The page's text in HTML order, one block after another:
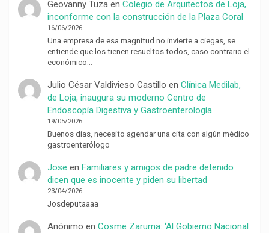
Geovanny Tuzaen Colegio de Arquitectos de Loja,
inconforme con la construcción de la Plaza Coral
16/06/2026
Una empresa de esa magnitud no invierte a ciegas, se
entiende que los tienen resueltos todos, caso contrario el
económico…
Julio César Valdivieso Castillo en Clínica Medilab,
de Loja, inaugura su moderno Centro de
Endoscopía Digestiva y Gastroenterología
19/05/2026
Buenos días, necesito agendar una cita con algún médico
gastroenterólogo
Jose en Familiares y amigos de padre detenido
dicen que es inocente y piden su libertad
23/04/2026
Josdeputaaaa
Anónimo en Cosme Zaruma: ‘Al Gobierno Nacional